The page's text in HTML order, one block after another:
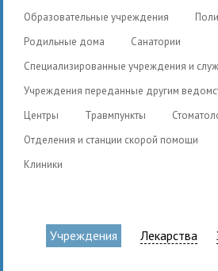
Образовательные учреждения
Родильные дома
Санатории
Специализированные учреждения и
Учреждения переданные другим
Центры
Травмпункты
Отделения и станции скорой помощи
Клиники
Учреждения Лекарства